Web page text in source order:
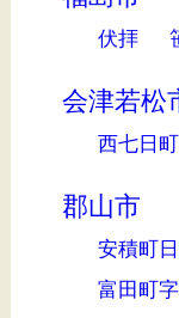
伏拝
会津若松
西七日町
郡山市
安積町
富田町